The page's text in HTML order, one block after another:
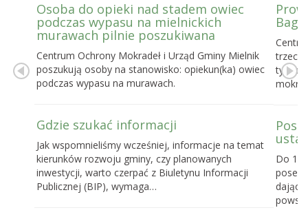
Osoba do opieki nad stadem owiec
podczas wypasu na mielnickich
murawach pilnie poszukiwana
Centrum Ochrony Mokradeł i Urząd Gminy Mielnik
poszukują osoby na stanowisko: opiekun(ka) owiec
podczas wypasu na murawach.
Gdzie szukać informacji
Jak wspomnieliśmy wcześniej, informacje na temat
kierunków rozwoju gminy, czy planowanych
inwestycji, warto czerpać z Biuletynu Informacji
Publicznej (BIP), wymaga…
Do 16